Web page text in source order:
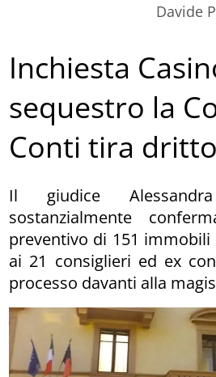
Davide
Inchiesta
sequestro la
Conti tira dritto
Il giudice
sostanzialmente
preventivo di 151
ai 21 consiglieri ed ex
processo davanti alla